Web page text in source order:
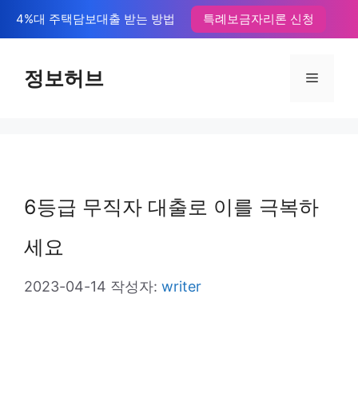
텐
4%대 주택담보대출 받는 방법 특례보금자리론 신청
정보허브 메
6등급 무직자 대출로 이를 극복하
세요
2023-04-14 작성자: writer